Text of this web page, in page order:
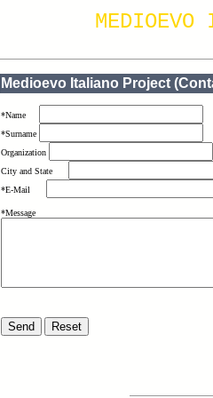
MEDIOEVO
Medioevo Italiano Project
*Name
*Surname
Organization
City and State
*E-Mail
*Message